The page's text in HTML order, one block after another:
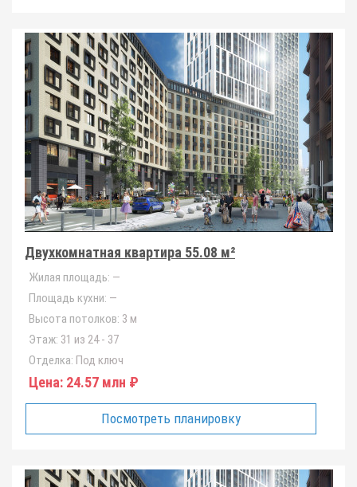
Двухкомнатная квартира 55.08 м²
Жилая площадь: —
Площадь кухни: —
Высота потолков: 3 м
Этаж: 31 из 24 - 37
Отделка: Под ключ
Цена: 24.57 млн ₽
Посмотреть планировку